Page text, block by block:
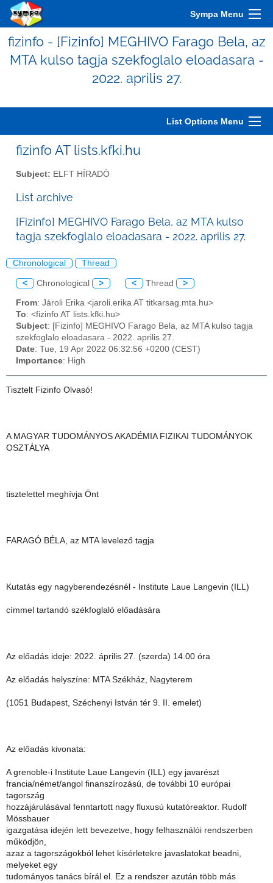
Sympa Menu
fizinfo - [Fizinfo] MEGHIVO Farago Bela, az
MTA kulso tagja szekfoglalo eloadasara -
2022. aprilis 27.
List Options Menu
fizinfo AT lists.kfki.hu
Subject: ELFT HÍRADÓ
List archive
[Fizinfo] MEGHIVO Farago Bela, az MTA kulso
tagja szekfoglalo eloadasara - 2022. aprilis 27.
Chronological Thread
< Chronological > < Thread >
From: Jároli Erika <jaroli.erika AT titkarsag.mta.hu>
To: <fizinfo AT lists.kfki.hu>
Subject: [Fizinfo] MEGHIVO Farago Bela, az MTA kulso tagja
szekfoglalo eloadasara - 2022. aprilis 27.
Date: Tue, 19 Apr 2022 06:32:56 +0200 (CEST)
Importance: High
Tisztelt Fizinfo Olvasó!
A MAGYAR TUDOMÁNYOS AKADÉMIA FIZIKAI TUDOMÁNYOK
OSZTÁLYA
tisztelettel meghívja Önt
FARAGÓ BÉLA, az MTA levelező tagja
Kutatás egy nagyberendezésnél - Institute Laue Langevin (ILL)
címmel tartandó székfoglaló előadására
Az előadás ideje: 2022. április 27. (szerda) 14.00 óra
Az előadás helyszíne: MTA Székház, Nagyterem
(1051 Budapest, Széchenyi István tér 9. II. emelet)
Az előadás kivonata:
A grenoble-i Institute Laue Langevin (ILL) egy javarészt
francia/német/angol finanszírozású, de további 10 európai
tagország
hozzájárulásával fenntartott nagy fluxusú kutatóreaktor. Rudolf
Mössbauer
igazgatása idején lett bevezetve, hogy felhasználói rendszerben
működjön,
azaz a tagországokból lehet kísérletekre javaslatokat beadni,
melyeket egy
tudományos tanács bírál el. Ez a rendszer azután több más